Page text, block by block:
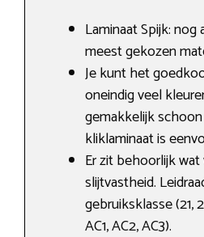
Laminaat Spijk: nog
meest gekozen
Je kunt het
oneindig veel
gemakkelijk
kliklaminaat is
Er zit behoorlijk
slijtvastheid.
gebruiksklasse (21,
AC1, AC2, AC3).